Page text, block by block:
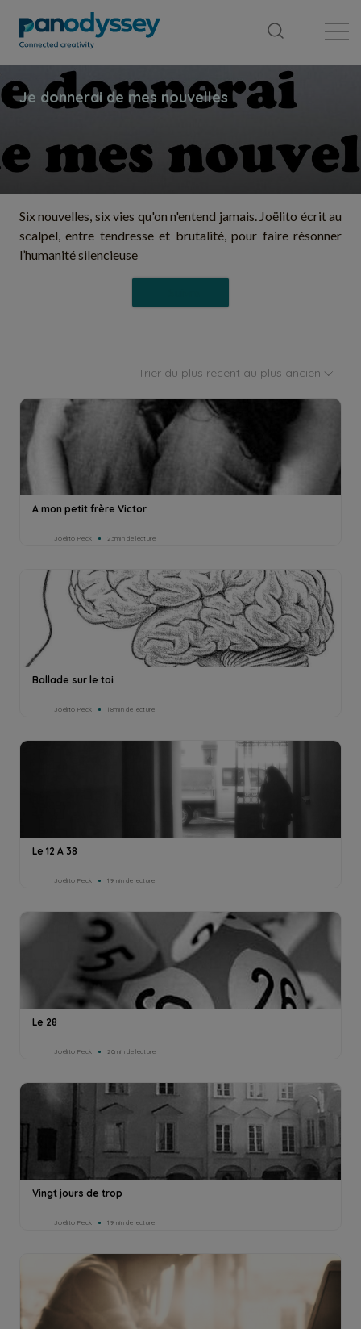
Six nouvelles, six vies qu'on n'entend jamais. Joëlito écrit au
scalpel, entre tendresse et brutalité, pour faire résonner
l’humanité silencieuse
Trier du plus récent au plus ancien
A mon petit frère Victor
Joëlito Pieck 23min de lecture
Ballade sur le toi
Joëlito Pieck 18min de lecture
Le 12 A 38
Joëlito Pieck 19min de lecture
Le 28
Joëlito Pieck 20min de lecture
Vingt jours de trop
Joëlito Pieck 19min de lecture